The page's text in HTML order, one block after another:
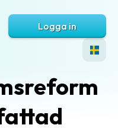
Logga in